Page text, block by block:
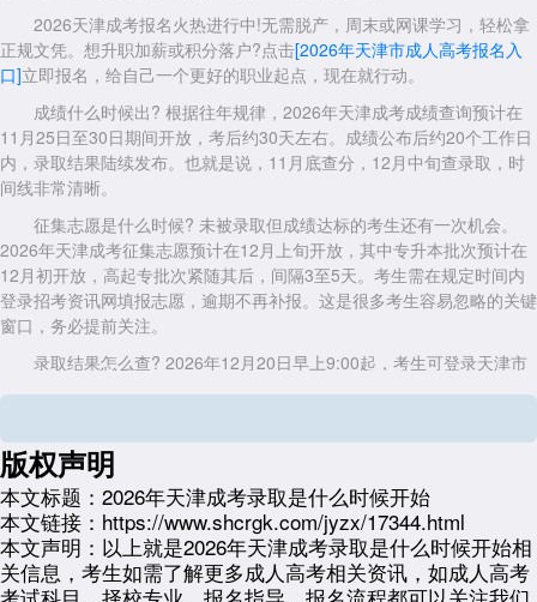
2026天津成考报名火热进行中!无需脱产，周末或网课学习，轻松拿
正规文凭。想升职加薪或积分落户?点击[2026年天津市成人高考报名入
口]立即报名，给自己一个更好的职业起点，现在就行动。
成绩什么时候出? 根据往年规律，2026年天津成考成绩查询预计在
11月25日至30日期间开放，考后约30天左右。成绩公布后约20个工作日
内，录取结果陆续发布。也就是说，11月底查分，12月中旬查录取，时
间线非常清晰。
征集志愿是什么时候? 未被录取但成绩达标的考生还有一次机会。
2026年天津成考征集志愿预计在12月上旬开放，其中专升本批次预计在
12月初开放，高起专批次紧随其后，间隔3至5天。考生需在规定时间内
登录招考资讯网填报志愿，逾期不再补报。这是很多考生容易忽略的关键
窗口，务必提前关注。
录取结果怎么查? 2026年12月20日早上9:00起，考生可登录天津市
询。录取通知书预计从12月底开始陆续发放，不同院校进度有差异，最
晚可能延续到次年1月。
2026年 天津成考录取是什么时候开始?总结一句话：12月中旬启动，
分两批次进行，12月20日起可查结果，12月上旬有征集志愿补录机会。
所有时间节点均以天津市教育招生考试院最终公告为准，建议考生现在就
收藏招考资讯网，到时第一时间查询，别错过任何一个关键窗口。
版权声明
本文标题： 2026年天津成考录取是什么时候开始
本文链接： https://www.shcrgk.com/jyzx/17344.html
本文声明： 以上就是2026年天津成考录取是什么时候开始相
关信息，考生如需了解更多成人高考相关资讯，如成人高考